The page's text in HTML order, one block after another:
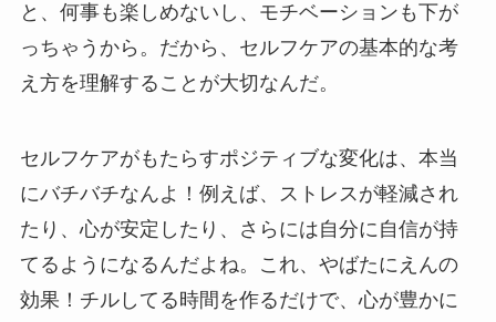
と、何事も楽しめないし、モチベーションも下が
っちゃうから。だから、セルフケアの基本的な考
え方を理解することが大切なんだ。
セルフケアがもたらすポジティブな変化は、本当
にバチバチなんよ！例えば、ストレスが軽減され
たり、心が安定したり、さらには自分に自信が持
てるようになるんだよね。これ、やばたにえんの
効果！チルしてる時間を作るだけで、心が豊かに